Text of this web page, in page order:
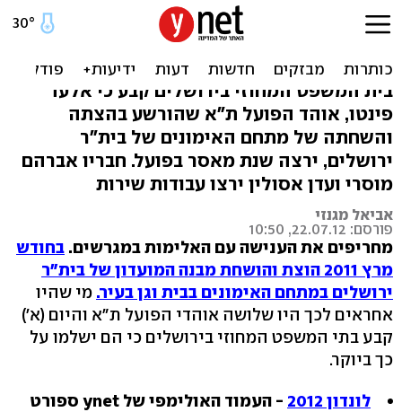
אוהד הפועל שהצית את בית
וגן ירצה שנת מאסר
בית המשפט המחוזי בירושלים קבע כי אלעד
פינטו, אוהד הפועל ת"א שהורשע בהצתה
והשחתה של מתחם האימונים של בית"ר
ירושלים, ירצה שנת מאסר בפועל. חבריו אברהם
מוסרי ועדן אסולין ירצו עבודות שירות
אביאל מגנזי
פורסם: 22.07.12, 10:50
מחריפים את הענישה עם האלימות במגרשים. בחודש
מרץ 2011 הוצת והושחת מבנה המועדון של בית"ר
ירושלים במתחם האימונים בבית וגן בעיר. מי שהיו
אחראים לכך היו שלושה אוהדי הפועל ת"א והיום (א')
קבע בתי המשפט המחוזי בירושלים כי הם ישלמו על
כך ביוקר.
לונדון 2012
- העמוד האולימפי של ynet ספורט